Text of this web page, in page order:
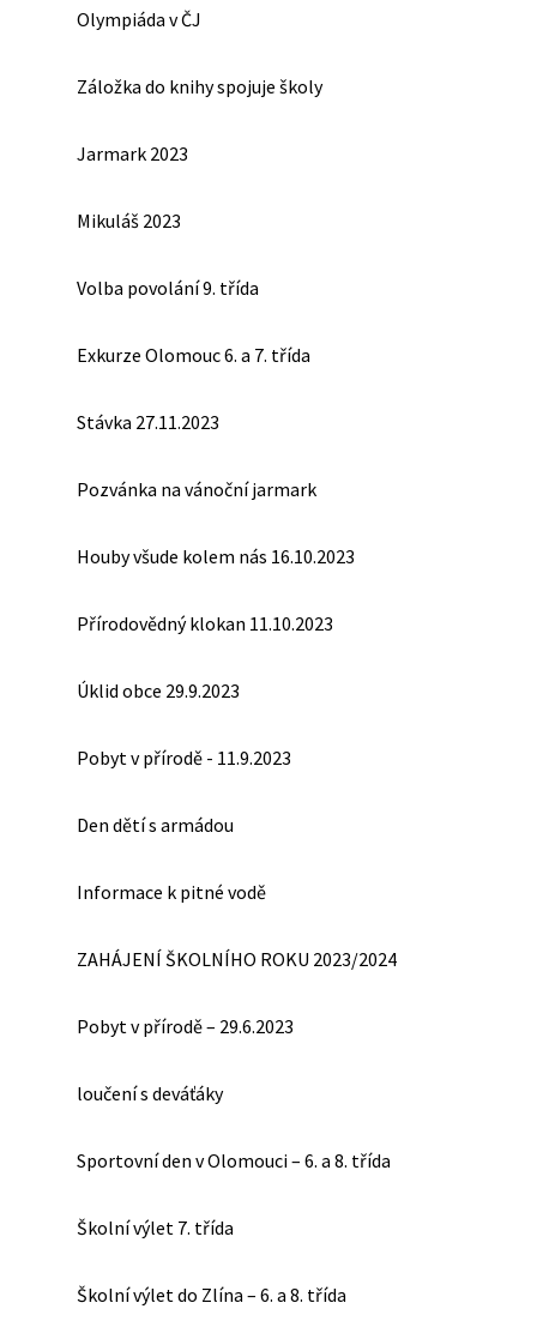
Olympiáda v ČJ
Záložka do knihy spojuje školy
Jarmark 2023
Mikuláš 2023
Volba povolání 9. třída
Exkurze Olomouc 6. a 7. třída
Stávka 27.11.2023
Pozvánka na vánoční jarmark
Houby všude kolem nás 16.10.2023
Přírodovědný klokan 11.10.2023
Úklid obce 29.9.2023
Pobyt v přírodě - 11.9.2023
Den dětí s armádou
Informace k pitné vodě
ZAHÁJENÍ ŠKOLNÍHO ROKU 2023/2024
Pobyt v přírodě – 29.6.2023
loučení s deváťáky
Sportovní den v Olomouci – 6. a 8. třída
Školní výlet 7. třída
Školní výlet do Zlína – 6. a 8. třída